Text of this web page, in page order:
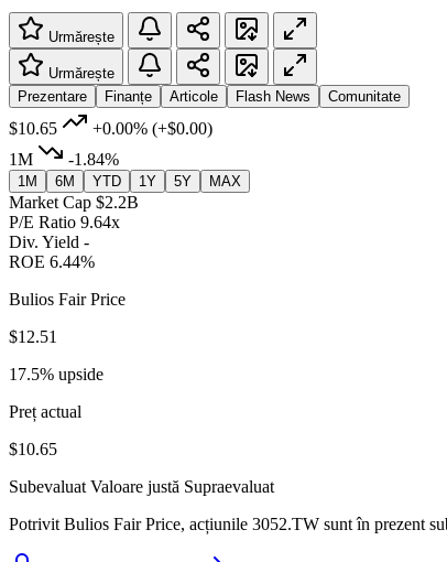
Urmărește
Urmărește
Prezentare
Finanțe Articole Flash News Comunitate
$10.65 +0.00% (+$0.00)
1M
-1.84%
1M 6M YTD 1Y 5Y MAX
Market Cap $2.2B
P/E Ratio 9.64x
Div. Yield -
ROE 6.44%
Bulios Fair Price
$12.51
17.5% upside
Preț actual
$10.65
Subevaluat Valoare justă Supraevaluat
Potrivit Bulios Fair Price, acțiunile 3052.TW sunt în prezent